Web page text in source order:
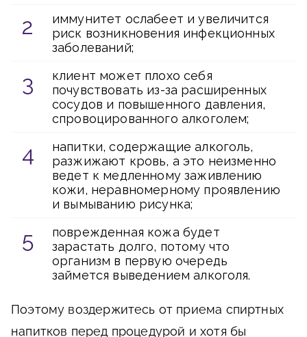
иммунитет ослабеет и увеличится
риск возникновения инфекционных
заболеваний;
клиент может плохо себя
почувствовать из-за расширенных
сосудов и повышенного давления,
спровоцированного алкоголем;
напитки, содержащие алкоголь,
разжижают кровь, а это неизменно
ведет к медленному заживлению
кожи, неравномерному проявлению
и вымыванию рисунка;
поврежденная кожа будет
зарастать долго, потому что
организм в первую очередь
займется выведением алкоголя.
Поэтому воздержитесь от приема спиртных
напитков перед процедурой и хотя бы